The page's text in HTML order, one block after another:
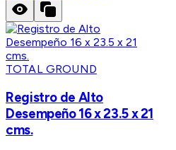
TOTAL GROUND
Registro de Alto
Desempeño 16 x 23.5 x 21
cms.